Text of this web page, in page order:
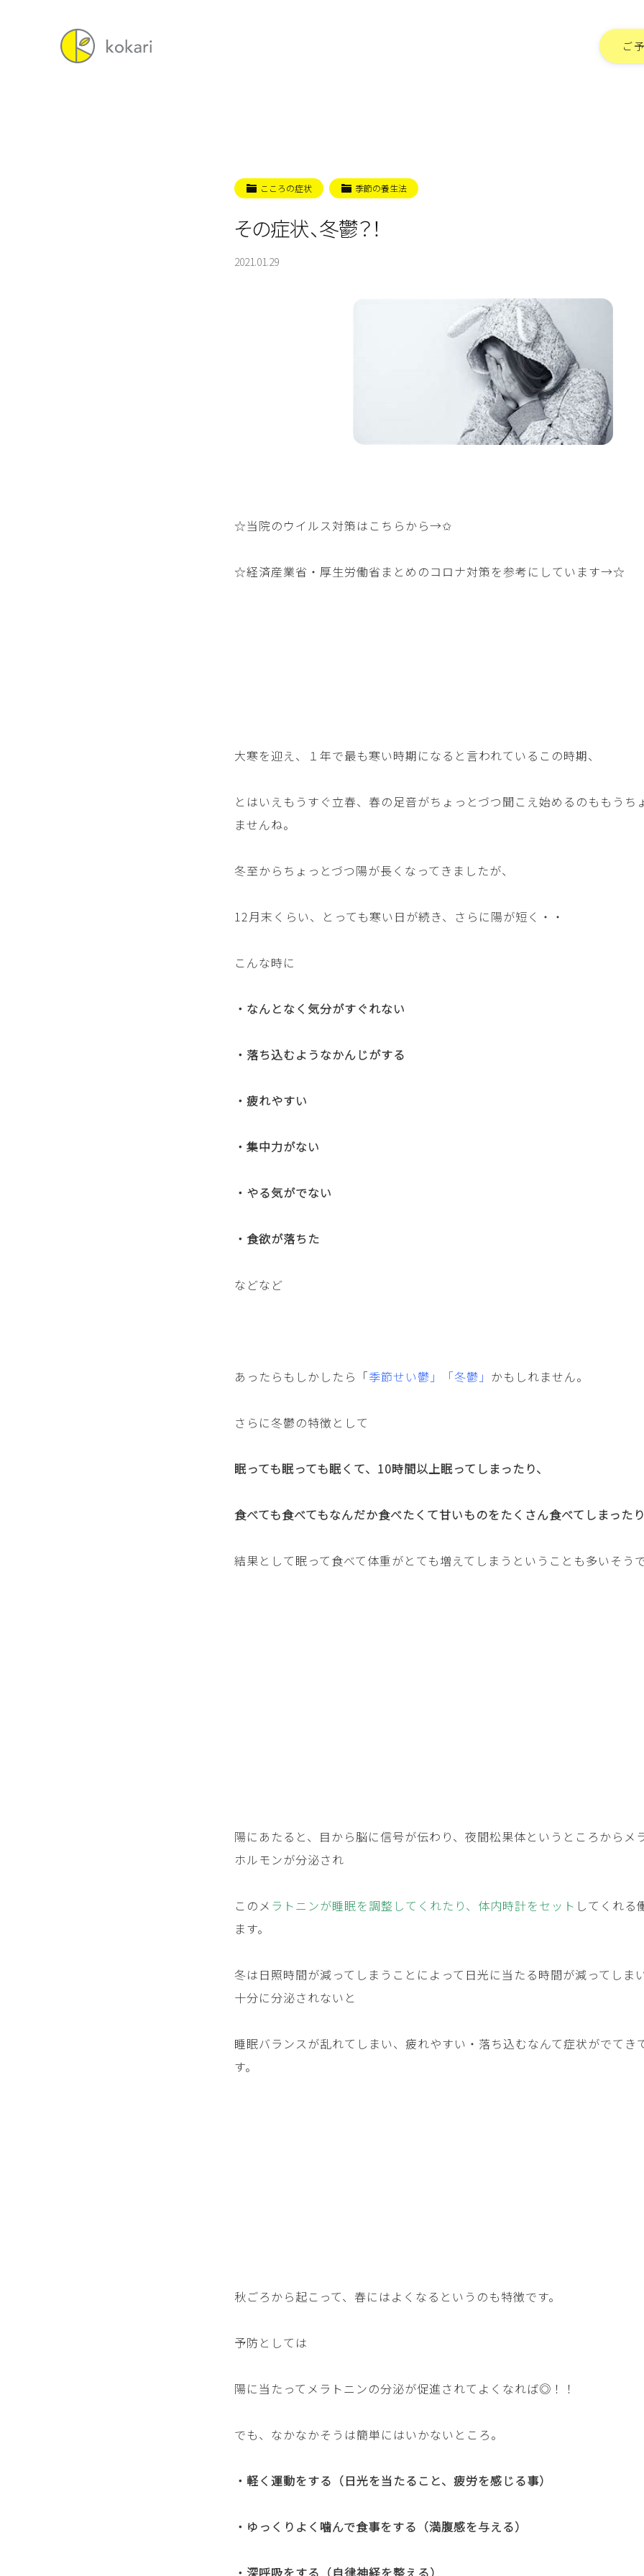
ご
こころの症状 季節の養生法
その症状、冬鬱？！
2021.01.29
☆当院のウイルス対策はこちらから→✩
☆経済産業省・厚生労働省まとめのコロナ対策を参考にしています→☆
大寒を迎え、１年で最も寒い時期になると言われているこの時期、
とはいえもうすぐ立春、春の足音がちょっとづつ聞こえ始めるのももうち
ませんね。
冬至からちょっとづつ陽が長くなってきましたが、
12月末くらい、とっても寒い日が続き、さらに陽が短く・・
こんな時に
・なんとなく気分がすぐれない
・落ち込むようなかんじがする
・疲れやすい
・集中力がない
・やる気がでない
・食欲が落ちた
などなど
あったらもしかしたら「季節せい鬱」「冬鬱」 かもしれません。
さらに冬鬱の特徴として
眠っても眠っても眠くて、10時間以上眠ってしまったり、
食べても食べてもなんだか食べたくて甘いものをたくさん食べてしまったり
結果として眠って食べて体重がとても増えてしまうということも多いそうで
陽にあたると、目から脳に信号が伝わり、夜間松果体というところからメ
ホルモンが分泌され
このメ ラトニンが睡眠を調整してくれたり、体内時計をセット してくれる
ます。
冬は日照時間が減ってしまうことによって日光に当たる時間が減ってしま
十分に分泌されないと
睡眠バランスが乱れてしまい、疲れやすい・落ち込むなんて症状がでてき
す。
秋ごろから起こって、春にはよくなるというのも特徴です。
予防としては
陽に当たってメラトニンの分泌が促進されてよくなれば◎！！
でも、なかなかそうは簡単にはいかないところ。
・軽く運動をする（日光を当たること、疲労を感じる事）
・ゆっくりよく噛んで食事をする（満腹感を与える）
・深呼吸をする（自律神経を整える）